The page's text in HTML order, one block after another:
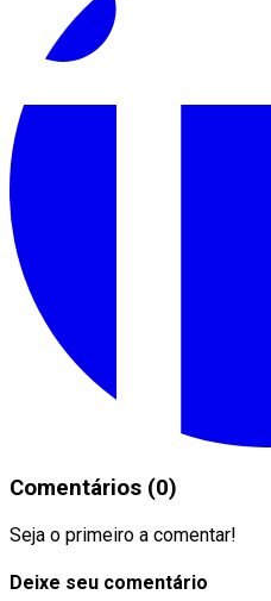
Comentários (0)
Seja o primeiro a comentar!
Deixe seu comentário